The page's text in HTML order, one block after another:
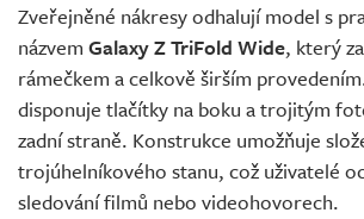
Zveřejněné nákresy odhalují model s
názvem Galaxy Z TriFold Wide, který
rámečkem a celkově širším
disponuje tlačítky na boku a trojitým
zadní straně. Konstrukce umožňuje
trojúhelníkového stanu, což uživatelé
sledování filmů nebo videohovorech.